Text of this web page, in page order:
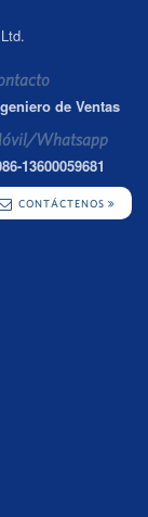
de Ventas
Whatsapp
13600059681
CONTÁCTENOS